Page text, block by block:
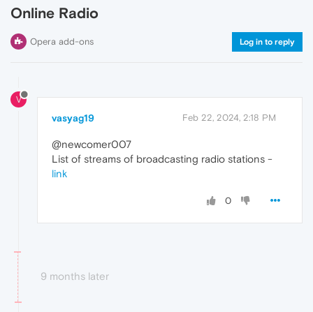
Online Radio
Opera add-ons Log in to reply
V
vasyag19 Feb 22, 2024, 2:18 PM
@newcomer007
List of streams of broadcasting radio stations -
link
0
9 months later